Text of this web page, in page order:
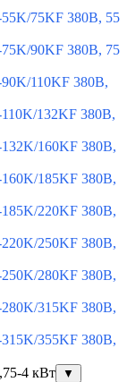
75KF 380В, 55
90KF 380В, 75
110KF 380В,
132KF 380В,
160KF 380В,
185KF 380В,
220KF 380В,
250KF 380В,
280KF 380В,
315KF 380В,
355KF 380В,
4 кВт
▼